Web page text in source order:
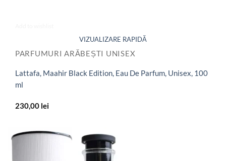
PARFUMURI ARĂBEȘTI UNISEX
Lattafa, Maahir Black Edition, Eau De Parfum, Unisex, 100
ml
230,00 lei